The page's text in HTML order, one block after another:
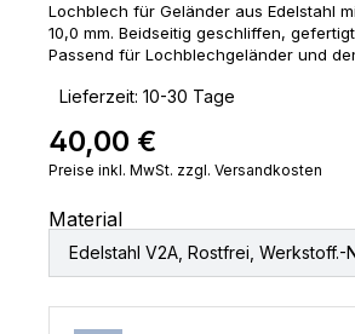
Lochblech für Geländer aus Edelstahl
10,0 mm. Beidseitig geschliffen,
Passend für Lochblechgeländer und
Lieferzeit: 10-30 Tage
Regulärer Preis:
40,00 €
Preise inkl. MwSt. zzgl. Versandkosten
Material
Edelstahl V2A, Rostfrei, Werkstoff.-